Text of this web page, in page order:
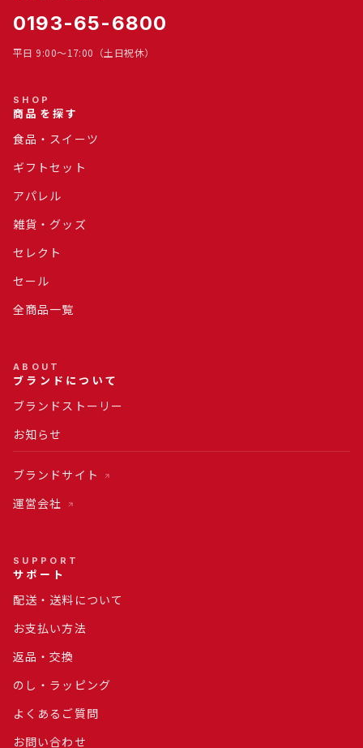
0193-65-6800
平日 9:00～17:00（土日祝休）
SHOP
商品を探す
食品・スイーツ
ギフトセット
アパレル
雑貨・グッズ
セレクト
セール
全商品一覧
ABOUT
ブランドについて
ブランドストーリー
お知らせ
ブランドサイト
運営会社
SUPPORT
サポート
配送・送料について
お支払い方法
返品・交換
のし・ラッピング
よくあるご質問
お問い合わせ